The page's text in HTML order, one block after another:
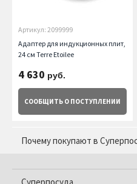
Артикул: 2099999
Адаптер для индукционных плит,
24 см Terre Etoilee
4 630 руб.
СООБЩИТЬ О ПОСТУПЛЕНИИ
Почему покупают в